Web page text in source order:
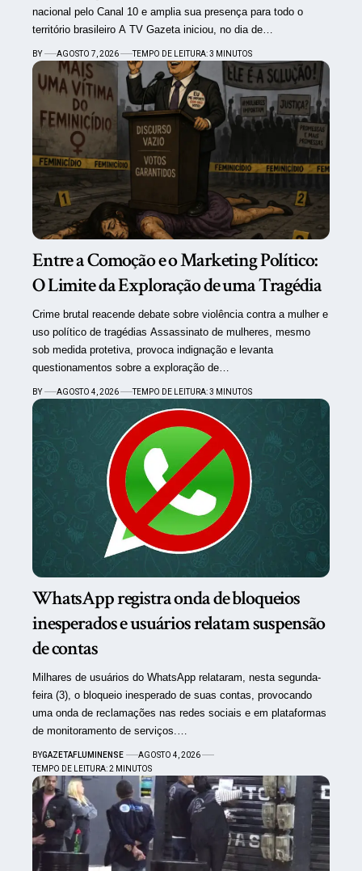
nacional pelo Canal 10 e amplia sua presença para todo o
território brasileiro A TV Gazeta iniciou, no dia de…
BY AGOSTO 7, 2026 TEMPO DE LEITURA: 3 MINUTOS
Entre a Comoção e o Marketing Político:
O Limite da Exploração de uma Tragédia
Crime brutal reacende debate sobre violência contra a mulher e
uso político de tragédias Assassinato de mulheres, mesmo
sob medida protetiva, provoca indignação e levanta
questionamentos sobre a exploração de…
BY AGOSTO 4, 2026 TEMPO DE LEITURA: 3 MINUTOS
WhatsApp registra onda de bloqueios
inesperados e usuários relatam suspensão
de contas
Milhares de usuários do WhatsApp relataram, nesta segunda-
feira (3), o bloqueio inesperado de suas contas, provocando
uma onda de reclamações nas redes sociais e em plataformas
de monitoramento de serviços.…
BYGAZETAFLUMINENSE
AGOSTO 4, 2026
TEMPO DE LEITURA: 2 MINUTOS